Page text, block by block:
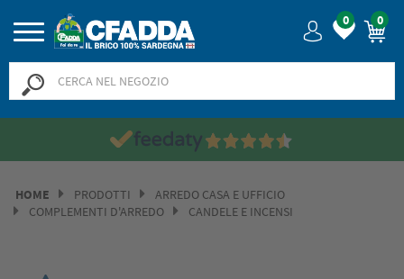
0 0
HOME PRODOTTI
ARREDO CASA E UFFICIO
COMPLEMENTI D'ARREDO
CANDELE E INCENSI